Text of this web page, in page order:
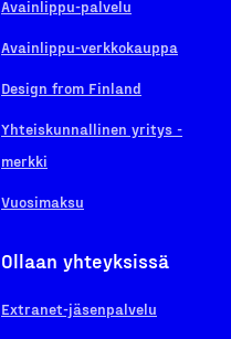
Avainlippu-palvelu
Avainlippu-verkkokauppa
Design from Finland
Yhteiskunnallinen yritys -
merkki
Vuosimaksu
Ollaan yhteyksissä
Extranet-jäsenpalvelu